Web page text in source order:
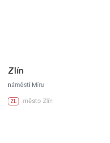
Zlín
náměstí Míru
ZL město Zlín